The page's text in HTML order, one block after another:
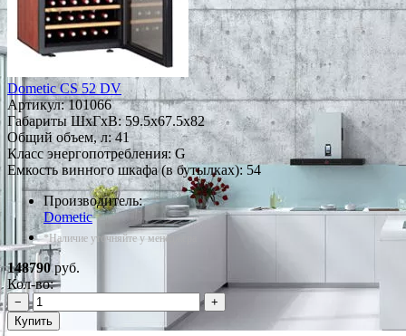
Dometic CS 52 DV
Артикул:101066
Габариты ШxГxВ: 59.5x67.5x82
Общий объем, л: 41
Класс энергопотребления: G
Емкость винного шкафа (в бутылках): 54
Производитель:
Dometic
*Наличие уточняйте у менеджера
148790руб.
Кол-во:
−
+
Купить